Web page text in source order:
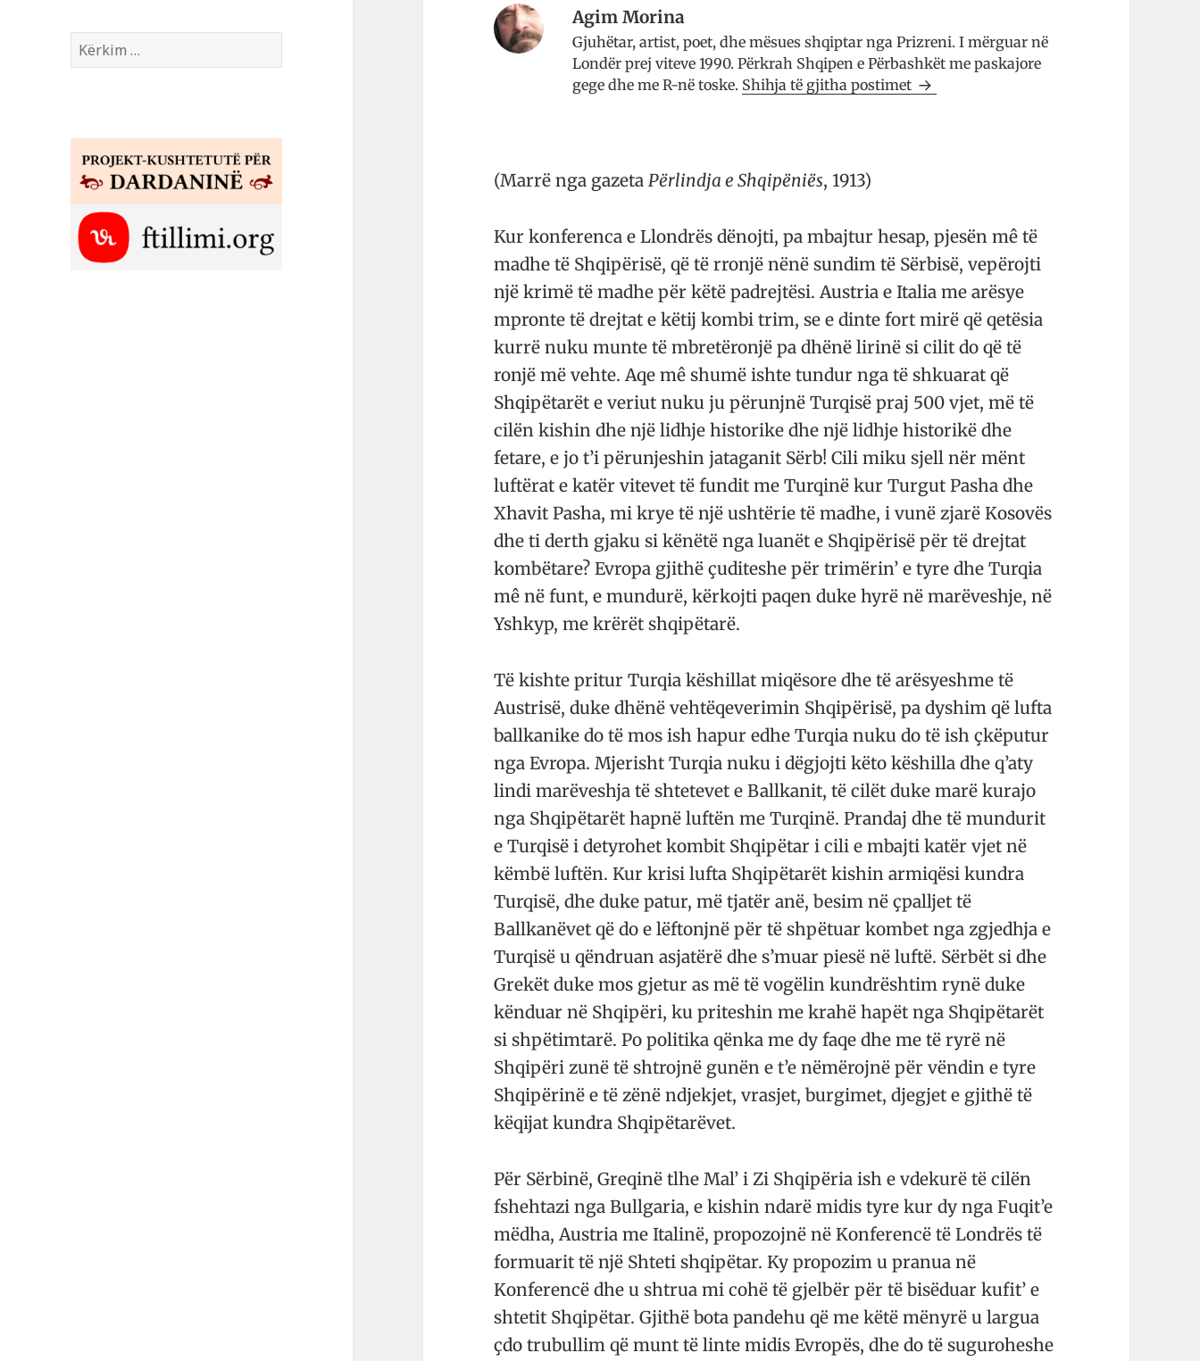
Kërko
Agim Morina
Gjuhëtar, artist, poet, dhe mësues shqiptar nga Prizreni. I mërguar në
Londër prej viteve 1990. Përkrah Shqipen e Përbashkët me paskajore
gege dhe me R-në toske. Shihja të gjitha postimet
(Marrë nga gazetaPërlindja e Shqipëniës, 1913)
Kur konferenca e Llondrës dënojti, pa mbajtur hesap, pjesën mê të
madhe të Shqipërisë, që të rronjë nënë sundim të Sërbisë, vepërojti
një krimë të madhe për këtë padrejtësi. Austria e Italia me arësye
mpronte të drejtat e këtij kombi trim, se e dinte fort mirë që qetësia
kurrë nuku munte të mbretëronjë pa dhënë lirinë si cilit do që të
ronjë më vehte. Aqe mê shumë ishte tundur nga të shkuarat që
Shqipëtarët e veriut nuku ju përunjnë Turqisë praj 500 vjet, më të
cilën kishin dhe një lidhje historike dhe një lidhje historikë dhe
fetare, e jo t’i përunjeshin jataganit Sërb! Cili miku sjell nër mënt
luftërat e katër vitevet të fundit me Turqinë kur Turgut Pasha dhe
Xhavit Pasha, mi krye të një ushtërie të madhe, i vunë zjarë Kosovës
dhe ti derth gjaku si kënëtë nga luanët e Shqipërisë për të drejtat
kombëtare? Evropa gjithë çuditeshe për trimërin’ e tyre dhe Turqia
mê në funt, e mundurë, kërkojti paqen duke hyrë në marëveshje, në
Yshkyp, me krërët shqipëtarë.
Të kishte pritur Turqia këshillat miqësore dhe të arësyeshme të
Austrisë, duke dhënë vehtëqeverimin Shqipërisë, pa dyshim që lufta
ballkanike do të mos ish hapur edhe Turqia nuku do të ish çkëputur
nga Evropa. Mjerisht Turqia nuku i dëgjojti këto këshilla dhe q’aty
lindi marëveshja të shtetevet e Ballkanit, të cilët duke marë kurajo
nga Shqipëtarët hapnë luftën me Turqinë. Prandaj dhe të mundurit
e Turqisë i detyrohet kombit Shqipëtar i cili e mbajti katër vjet në
këmbë luftën. Kur krisi lufta Shqipëtarët kishin armiqësi kundra
Turqisë, dhe duke patur, më tjatër anë, besim në çpalljet të
Ballkanëvet që do e lëftonjnë për të shpëtuar kombet nga zgjedhja e
Turqisë u qëndruan asjatërë dhe s’muar piesë në luftë. Sërbët si dhe
Grekët duke mos gjetur as më të vogëlin kundrështim rynë duke
kënduar në Shqipëri, ku priteshin me krahë hapët nga Shqipëtarët
si shpëtimtarë. Po politika qënka me dy faqe dhe me të ryrë në
Shqipëri zunë të shtrojnë gunën e t’e nëmërojnë për vëndin e tyre
Shqipërinë e të zënë ndjekjet, vrasjet, burgimet, djegjet e gjithë të
këqijat kundra Shqipëtarëvet.
Për Sërbinë, Greqinë tlhe Mal’ i Zi Shqipëria ish e vdekurë të cilën
fshehtazi nga Bullgaria, e kishin ndarë midis tyre kur dy nga Fuqit’e
mëdha, Austria me Italinë, propozojnë në Konferencë të Londrës të
formuarit të një Shteti shqipëtar. Ky propozim u pranua në
Konferencë dhe u shtrua mi cohë të gjelbër për të bisëduar kufit’ e
shtetit Shqipëtar. Gjithë bota pandehu që me këtë mënyrë u largua
çdo trubullim që munt të linte midis Evropës, dhe do të suguroheshe